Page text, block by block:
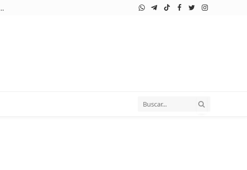
que todo motorista deve conhecer WhatsApp
Telegram
TikTokFacebook
TwitterInstagram